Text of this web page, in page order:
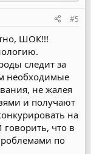
#5
ШОК!!!
следит за
необходимые
не жалея
и получают
на
говорить, что в
по